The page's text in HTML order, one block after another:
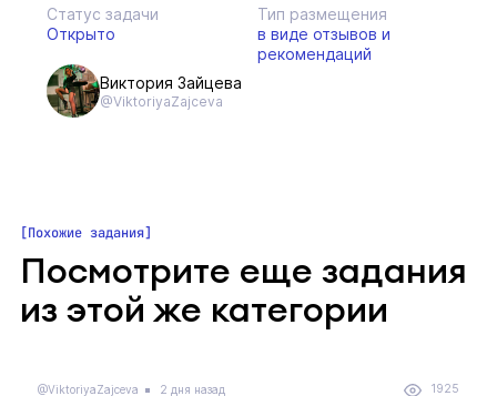
Статус задачи
Открыто
Тип размещения
в виде отзывов и
рекомендаций
Виктория Зайцева
@ViktoriyaZajceva
Похожие задания
Посмотрите еще задания
из этой же категории
@ViktoriyaZajceva 2 дня назад 1925